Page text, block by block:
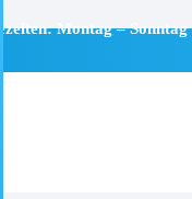
Montag –